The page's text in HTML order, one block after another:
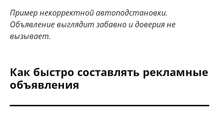
Пример некорректной автоподстановки.
Объявление выглядит забавно и доверия не
вызывает.
Как быстро составлять рекламные
объявления